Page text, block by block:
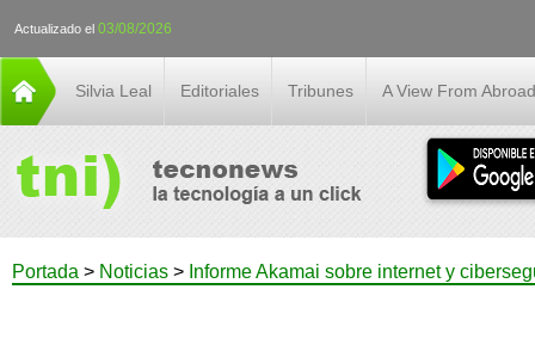
Actualizado el 03/08/2026
Silvia Leal Editoriales Tribunes A View From Abroad
Portada > Noticias > Informe Akamai sobre internet y